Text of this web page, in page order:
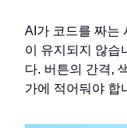
AI가 코드를 짜는
이 유지되지 않습
다. 버튼의 간격,
가에 적어둬야 합